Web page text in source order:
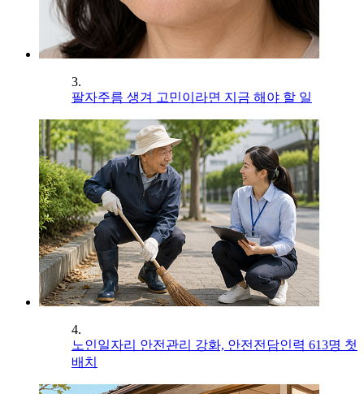
3.
팔자주름 생겨 고민이라면 지금 해야 할 일
4.
노인일자리 안전관리 강화, 안전전담인력 613명 첫
배치